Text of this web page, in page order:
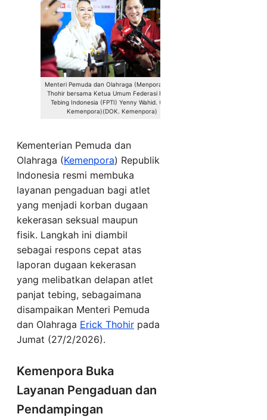
Menteri Pemuda dan Olahraga (Menpora) Erick
Thohir bersama Ketua Umum Federasi Panjat
Tebing Indonesia (FPTI) Yenny Wahid. (Dok.
Kemenpora)(DOK. Kemenpora)
Kementerian Pemuda dan
Olahraga (Kemenpora) Republik
Indonesia resmi membuka
layanan pengaduan bagi atlet
yang menjadi korban dugaan
kekerasan seksual maupun
fisik. Langkah ini diambil
sebagai respons cepat atas
laporan dugaan kekerasan
yang melibatkan delapan atlet
panjat tebing, sebagaimana
disampaikan Menteri Pemuda
dan Olahraga Erick Thohir pada
Jumat (27/2/2026).
Kemenpora Buka
Layanan Pengaduan dan
Pendampingan